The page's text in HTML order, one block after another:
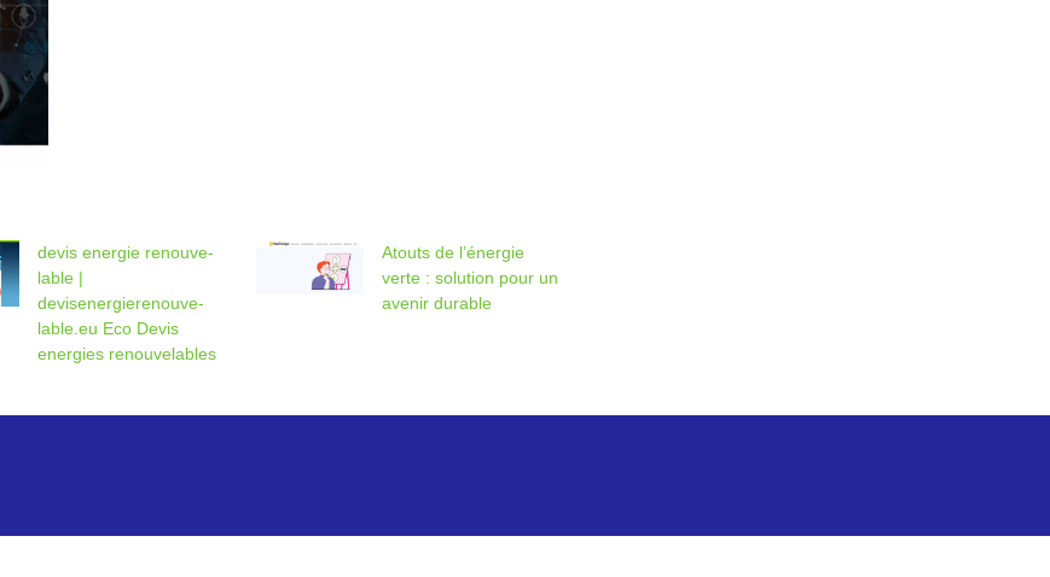
devis energie renouve­
lab­le |
devisenergierenouve­
lab­le.eu Eco Devis
energies renouve­lab­les
Atouts de l’énergie
verte : solution pour un
avenir durable